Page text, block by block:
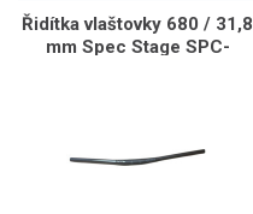
Řidítka vlaštovky 680 / 31,8
mm Spec Stage SPC-